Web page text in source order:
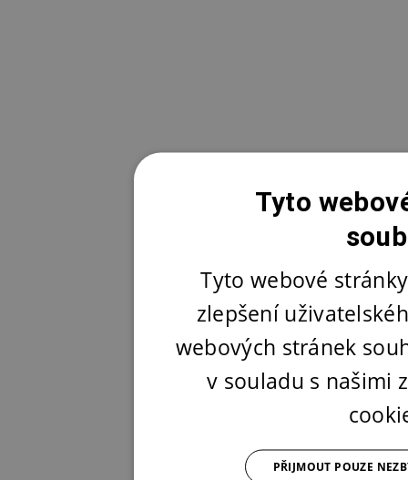
Tyto
Tyto webové
zlepšení
webových stránek
v souladu s našimi
PŘIJMOUT POUZE